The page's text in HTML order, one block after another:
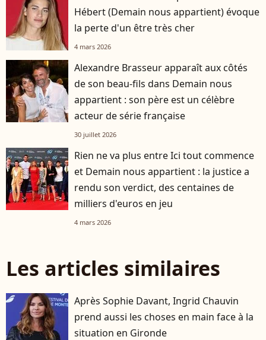
Hébert (Demain nous appartient) évoque
la perte d'un être très cher
4 mars 2026
Alexandre Brasseur apparaît aux côtés
de son beau-fils dans Demain nous
appartient : son père est un célèbre
acteur de série française
30 juillet 2026
Rien ne va plus entre Ici tout commence
et Demain nous appartient : la justice a
rendu son verdict, des centaines de
milliers d'euros en jeu
4 mars 2026
Les articles similaires
Après Sophie Davant, Ingrid Chauvin
prend aussi les choses en main face à la
situation en Gironde